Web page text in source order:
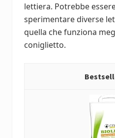
lettiera. Potrebbe
sperimentare diverse
quella che funziona
coniglietto.